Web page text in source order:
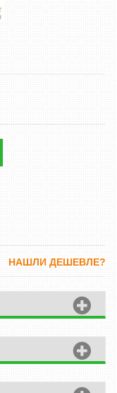
НАШЛИ ДЕШЕВЛЕ?